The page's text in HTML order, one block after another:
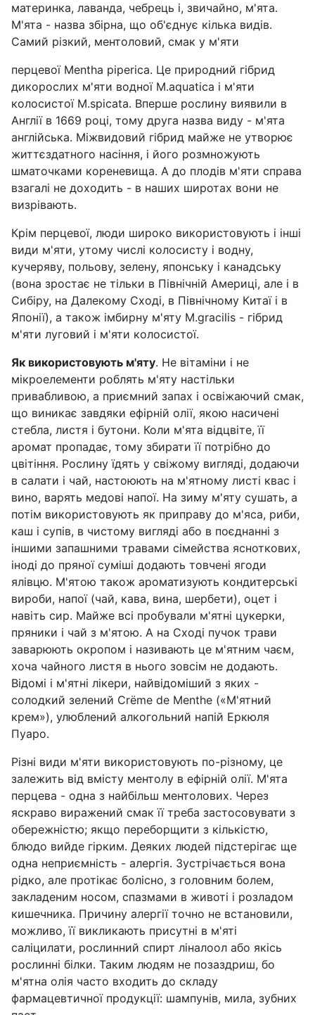
материнка, лаванда, чебрець і, звичайно, м'ята.
М'ята - назва збірна, що об'єднує кілька видів.
Самий різкий, ментоловий, смак у м'яти
перцевої Мentha piperica. Це природний гібрид
дикорослих м'яти водної М.aquatica і м'яти
колосистої М.spicata. Вперше рослину виявили в
Англії в 1669 році, тому друга назва виду - м'ята
англійська. Міжвидовий гібрид майже не утворює
життєздатного насіння, і його розмножують
шматочками кореневища. А до плодів м'яти справа
взагалі не доходить - в наших широтах вони не
визрівають.
Крім перцевої, люди широко використовують і інші
види м'яти, утому числі колосисту і водну,
кучеряву, польову, зелену, японську і канадську
(вона зростає не тільки в Північній Америці, але і в
Сибіру, на Далекому Сході, в Північному Китаї і в
Японії), а також імбирну м'яту М.gracilis - гібрид
м'яти луговий і м'яти колосистої.
Як використовують м'яту. Не вітаміни і не
мікроелементи роблять м'яту настільки
привабливою, а приємний запах і освіжаючий смак,
що виникає завдяки ефірній олії, якою насичені
стебла, листя і бутони. Коли м'ята відцвіте, її
аромат пропадає, тому збирати її потрібно до
цвітіння. Рослину їдять у свіжому вигляді, додаючи
в салати і чай, настоюють на м'ятному листі квас і
вино, варять медові напої. На зиму м'яту сушать, а
потім використовують як приправу до м'яса, риби,
каш і супів, в чистому вигляді або в поєднанні з
іншими запашними травами сімейства ясноткових,
іноді до пряної суміші додають товчені ягоди
ялівцю. М'ятою також ароматизують кондитерські
вироби, напої (чай, кава, вина, шербети), оцет і
навіть сир. Майже всі пробували м'ятні цукерки,
пряники і чай з м'ятою. А на Сході пучок трави
заварюють окропом і називають це м'ятним чаєм,
хоча чайного листя в нього зовсім не додають.
Відомі і м'ятні лікери, найвідоміший з яких -
солодкий зелений Сrёme de Menthe («М'ятний
крем»), улюблений алкогольний напій Еркюля
Пуаро.
Різні види м'яти використовують по-різному, це
залежить від вмісту ментолу в ефірній олії. М'ята
перцева - одна з найбільш ментолових. Через
яскраво виражений смак її треба застосовувати з
обережністю; якщо переборщити з кількістю,
блюдо вийде гірким. Деяких людей підстерігає ще
одна неприємність - алергія. Зустрічається вона
рідко, але протікає болісно, з головним болем,
закладеним носом, спазмами в животі і розладом
кишечника. Причину алергії точно не встановили,
можливо, її викликають присутні в м'яті
саліцилати, рослинний спирт ліналоол або якісь
рослинні білки. Таким людям не позаздриш, бо
м'ятна олія часто входить до складу
фармацевтичної продукції: шампунів, мила, зубних